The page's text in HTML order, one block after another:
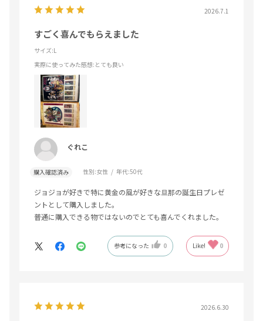
2026.7.1
すごく喜んでもらえました
サイズ:L
実際に使ってみた感想:とても良い
ぐれこ
購入確認済み 性別:女性 年代:50代
ジョジョが好きで特に黄金の風が好きな旦那の誕生日プレゼ
ントとして購入しました。
普通に購入できる物ではないのでとても喜んでくれました。
参考になった 0 Like! 0
2026.6.30